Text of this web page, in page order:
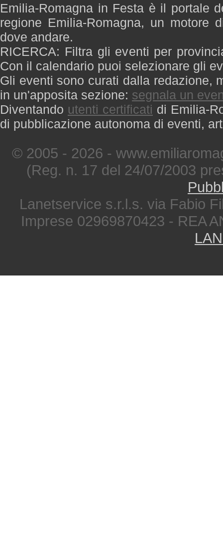
Emilia-Romagna in Festa è il portale
regione Emilia-Romagna, un motore
dove andare.
RICERCA: Filtra gli eventi per
Con il calendario puoi selezionare gli
Gli eventi sono curati dalla redazione,
in un'apposita sezione: segnala un
Diventando utenti certificati di Emilia-
di pubblicazione autonoma di eventi,
© 2005 - 2026 -
(Reg. n. 17 del 24/07/2003
Lanetservice s.r.l.s. via Fabio
Imprese 02969870423 - REA